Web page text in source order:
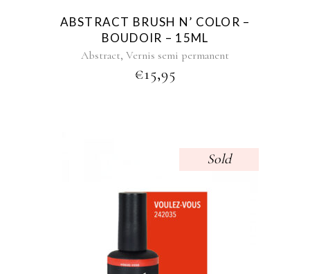
ABSTRACT BRUSH N’ COLOR –
BOUDOIR – 15ML
Abstract, Vernis semi permanent
€15,95
Sold